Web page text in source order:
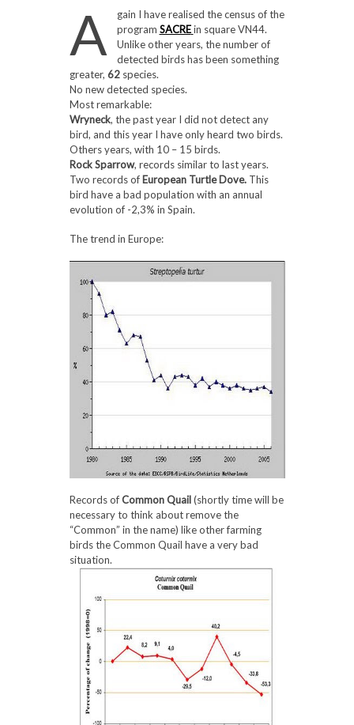
A
gain I have realised the census of the
program SACRE in square VN44.
Unlike other years, the number of
detected birds has been something
greater, 62species.
No new detected species.
Most remarkable:
Wryneck, the past year I did not detect any
bird, and this year I have only heard two birds.
Others years, with 10 – 15 birds.
Rock Sparrow, records similar to last years.
Two records of European Turtle Dove. This
bird have a bad population with an annual
evolution of -2,3% in Spain.
The trend in Europe:
Records ofCommon Quail(shortly time will be
necessary to think about remove the
“Common” in the name) like other farming
birds the Common Quail have a very bad
situation.